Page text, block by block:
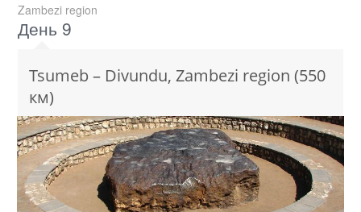
Zambezi region
День 9
Tsumeb – Divundu, Zambezi region (550
км)